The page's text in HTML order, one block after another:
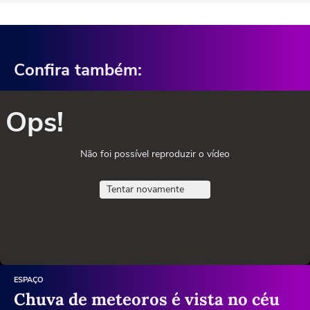
Confira também:
Ops!
Não foi possível reproduzir o vídeo
Tentar novamente
ESPAÇO
Chuva de meteoros é vista no céu